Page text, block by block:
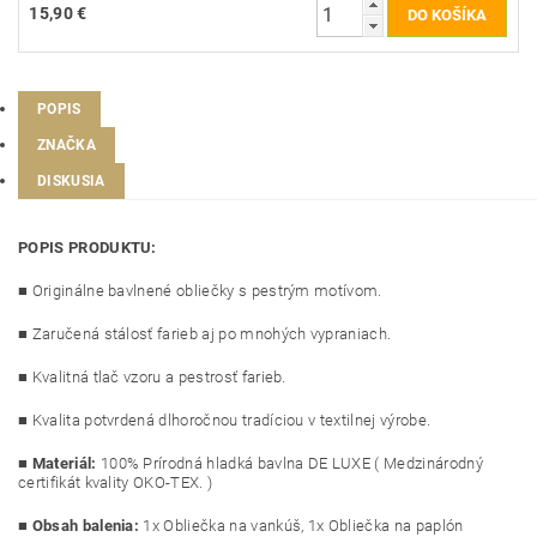
15,90 €
POPIS
ZNAČKA
DISKUSIA
POPIS PRODUKTU:
■ Originálne bavlnené obliečky s pestrým motívom.
■ Zaručená stálosť farieb aj po mnohých vypraniach.
■ Kvalitná tlač vzoru a pestrosť farieb.
■ Kvalita potvrdená dlhoročnou tradíciou v textilnej výrobe.
■ Materiál: 100% Prírodná hladká bavlna DE LUXE ( Medzinárodný
certifikát kvality OKO-TEX. )
■ Obsah balenia: 1x Obliečka na vankúš, 1x Obliečka na paplón